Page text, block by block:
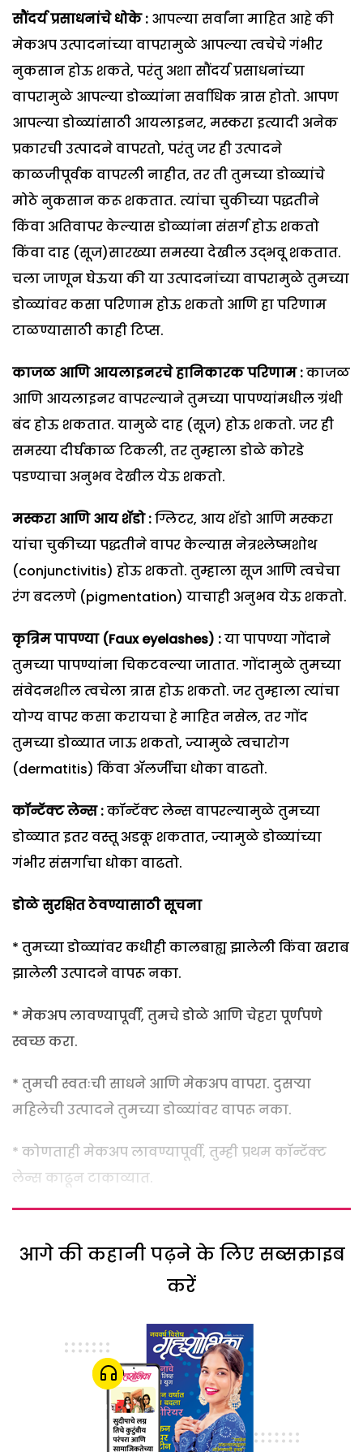
सौंदर्य प्रसाधनांचे धोके : आपल्या सर्वांना माहित आहे की
मेकअप उत्पादनांच्या वापरामुळे आपल्या त्वचेचे गंभीर
नुकसान होऊ शकते, परंतु अशा सौंदर्य प्रसाधनांच्या
वापरामुळे आपल्या डोळ्यांना सर्वाधिक त्रास होतो. आपण
आपल्या डोळ्यांसाठी आयलाइनर, मस्करा इत्यादी अनेक
प्रकारची उत्पादने वापरतो, परंतु जर ही उत्पादने
काळजीपूर्वक वापरली नाहीत, तर ती तुमच्या डोळ्यांचे
मोठे नुकसान करू शकतात. त्यांचा चुकीच्या पद्धतीने
किंवा अतिवापर केल्यास डोळ्यांना संसर्ग होऊ शकतो
किंवा दाह (सूज)सारख्या समस्या देखील उद्भवू शकतात.
चला जाणून घेऊया की या उत्पादनांच्या वापरामुळे तुमच्या
डोळ्यांवर कसा परिणाम होऊ शकतो आणि हा परिणाम
टाळण्यासाठी काही टिप्स.
काजळ आणि आयलाइनरचे हानिकारक परिणाम :काजळ
आणि आयलाइनर वापरल्याने तुमच्या पापण्यांमधील ग्रंथी
बंद होऊ शकतात. यामुळे दाह (सूज) होऊ शकतो. जर ही
समस्या दीर्घकाळ टिकली, तर तुम्हाला डोळे कोरडे
पडण्याचा अनुभव देखील येऊ शकतो.
मस्करा आणि आय शॅडो :ग्लिटर, आय शॅडो आणि मस्करा
यांचा चुकीच्या पद्धतीने वापर केल्यास नेत्रश्लेष्मशोथ
(conjunctivitis) होऊ शकतो. तुम्हाला सूज आणि त्वचेचा
रंग बदलणे (pigmentation) याचाही अनुभव येऊ शकतो.
कृत्रिम पापण्या (Faux eyelashes) :या पापण्या गोंदाने
तुमच्या पापण्यांना चिकटवल्या जातात. गोंदामुळे तुमच्या
संवेदनशील त्वचेला त्रास होऊ शकतो. जर तुम्हाला त्यांचा
योग्य वापर कसा करायचा हे माहित नसेल, तर गोंद
तुमच्या डोळ्यात जाऊ शकतो, ज्यामुळे त्वचारोग
(dermatitis) किंवा ॲलर्जीचा धोका वाढतो.
कॉन्टॅक्ट लेन्स :कॉन्टॅक्ट लेन्स वापरल्यामुळे तुमच्या
डोळ्यात इतर वस्तू अडकू शकतात, ज्यामुळे डोळ्यांच्या
गंभीर संसर्गाचा धोका वाढतो.
डोळे सुरक्षित ठेवण्यासाठी सूचना
* तुमच्या डोळ्यांवर कधीही कालबाह्य झालेली किंवा खराब
झालेली उत्पादने वापरू नका.
* मेकअप लावण्यापूर्वी, तुमचे डोळे आणि चेहरा पूर्णपणे
स्वच्छ करा.
* तुमची स्वतःची साधने आणि मेकअप वापरा. दुसऱ्या
महिलेची उत्पादने तुमच्या डोळ्यांवर वापरू नका.
* कोणताही मेकअप लावण्यापूर्वी, तुम्ही प्रथम कॉन्टॅक्ट
लेन्स काढून टाकाव्यात.
आगे की कहानी पढ़ने के लिए सब्सक्राइब
करें